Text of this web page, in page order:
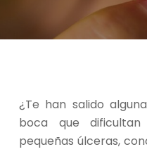
¿Te han salido
boca que
pequeñas úlceras,